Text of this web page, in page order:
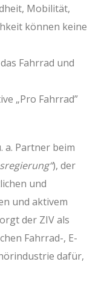
Mobilität,
können keine
Fahrrad und
„Pro Fahrrad”
a. Partner beim
), der
und
und aktivem
der ZIV als
Fahrrad-, E-
dafür,